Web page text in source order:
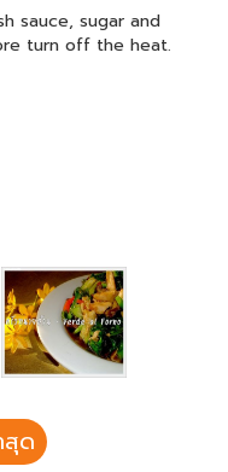
sauce, sugar and
turn off the heat.
สุด